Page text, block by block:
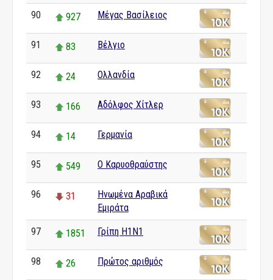
90 927 Μέγας Βασίλειος
91 83 Βέλγιο
92 24 Ολλανδία
93 166 Αδόλφος Χίτλερ
94 14 Γερμανία
95 549 Ο Καρυοθραύστης
96 31
Ηνωμένα Αραβικά
Εμιράτα
97 1851 Γρίπη H1N1
98 26 Πρώτος αριθμός